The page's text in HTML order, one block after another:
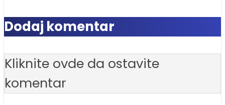
Dodaj komentar
Kliknite ovde da ostavite
komentar